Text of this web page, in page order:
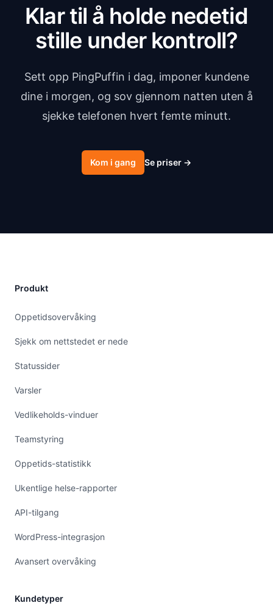
Klar til å holde nedetid
stille under kontroll?
Sett opp PingPuffin i dag, imponer kundene
dine i morgen, og sov gjennom natten uten å
sjekke telefonen hvert femte minutt.
Kom i gang Se priser →
Produkt
Oppetidsovervåking
Sjekk om nettstedet er nede
Statussider
Varsler
Vedlikeholds-vinduer
Teamstyring
Oppetids-statistikk
Ukentlige helse-rapporter
API-tilgang
WordPress-integrasjon
Avansert overvåking
Kundetyper